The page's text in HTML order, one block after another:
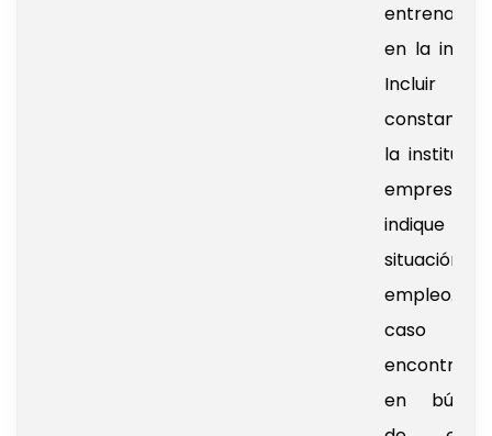
en la
Incluir
constancia
la
empresa
indique
situación
empleo.
caso
encontrarse
en